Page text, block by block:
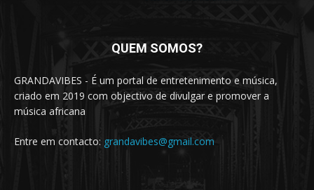
QUEM SOMOS?
GRANDAVIBES - É um portal de entretenimento e música,
criado em 2019 com objectivo de divulgar e promover a
música africana
Entre em contacto: grandavibes@gmail.com